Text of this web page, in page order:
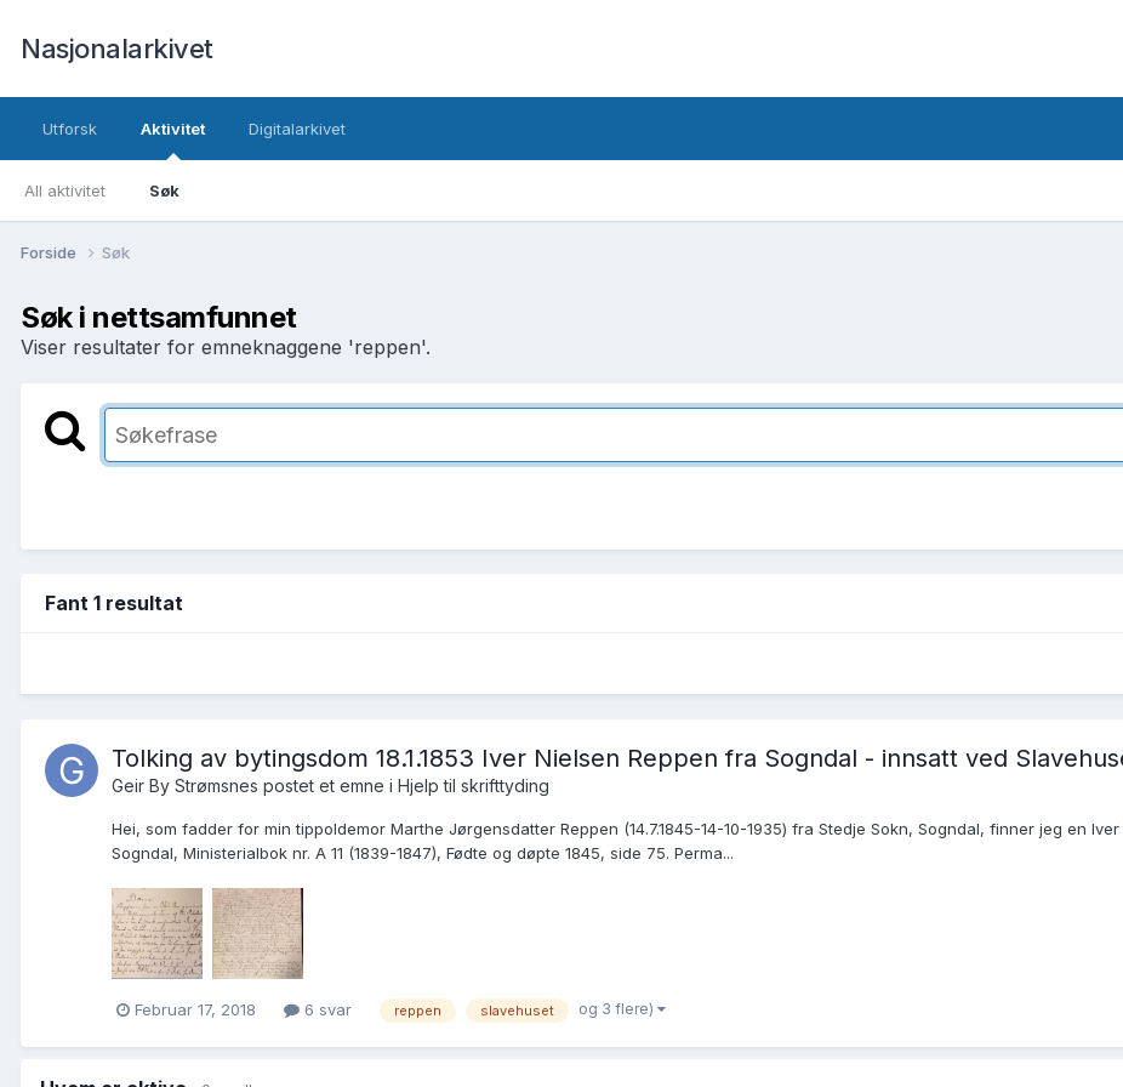
Nasjonalarkivet
Utforsk Aktivitet
All aktivitet Søk
Digitalarkivet
Forside Søk
Søk i nettsamfunnet
Viser resultater for emneknaggene 'reppen'.
Fant 1 resultat
Tolking av bytingsdom 18.1.1853 Iver Nielsen Reppen fra Sogndal - innsatt ved
Geir By Strømsnes postet et emne i Hjelp til skrifttyding
Hei, som fadder for min tippoldemor Marthe Jørgensdatter Reppen (14.7.1845-14-10-1935) fra Stedje Sokn, Sogndal, finner jeg en
Sogndal, Ministerialbok nr. A 11 (1839-1847), Fødte og døpte 1845, side 75. Perma...
Februar 17, 2018 6 svar reppen slavehuset og 3 flere)